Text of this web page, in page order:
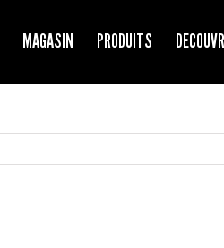
MAGASIN PRODUITS